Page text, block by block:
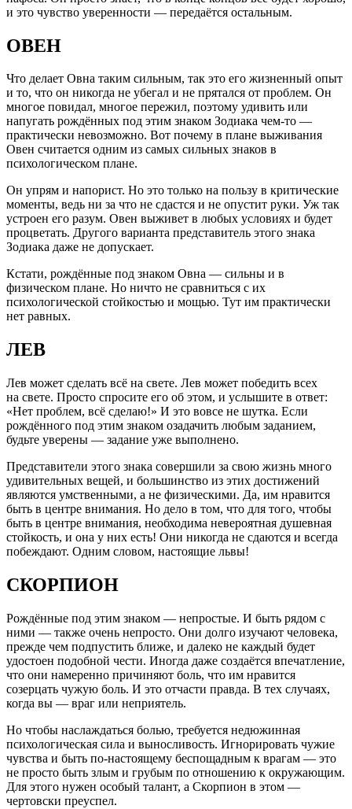
и это чувство уверенности — передаётся остальным.
ОВЕН
Что делает Овна таким сильным, так это его жизненный опыт
и то, что он никогда не убегал и не прятался от проблем. Он
многое повидал, многое пережил, поэтому удивить или
напугать рождённых под этим знаком Зодиака чем-то —
практически невозможно. Вот почему в плане выживания
Овен считается одним из самых сильных знаков в
психологическом плане.
Он упрям и напорист. Но это только на пользу в критические
моменты, ведь ни за что не сдастся и не опустит руки. Уж так
устроен его разум. Овен выживет в любых условиях и будет
процветать. Другого варианта представитель этого знака
Зодиака даже не допускает.
Кстати, рождённые под знаком Овна — сильны и в
физическом плане. Но ничто не сравниться с их
психологической стойкостью и мощью. Тут им практически
нет равных.
ЛЕВ
Лев может сделать всё на свете. Лев может победить всех
на свете. Просто спросите его об этом, и услышите в ответ:
«Нет проблем, всё сделаю!» И это вовсе не шутка. Если
рождённого под этим знаком озадачить любым заданием,
будьте уверены — задание уже выполнено.
Представители этого знака совершили за свою жизнь много
удивительных вещей, и большинство из этих достижений
являются умственными, а не физическими. Да, им нравится
быть в центре внимания. Но дело в том, что для того, чтобы
быть в центре внимания, необходима невероятная душевная
стойкость, и она у них есть! Они никогда не сдаются и всегда
побеждают. Одним словом, настоящие львы!
СКОРПИОН
Рождённые под этим знаком — непростые. И быть рядом с
ними — также очень непросто. Они долго изучают человека,
прежде чем подпустить ближе, и далеко не каждый будет
удостоен подобной чести. Иногда даже создаётся впечатление,
что они намеренно причиняют боль, что им нравится
созерцать чужую боль. И это отчасти правда. В тех случаях,
когда вы — враг или неприятель.
Но чтобы наслаждаться болью, требуется недюжинная
психологическая сила и выносливость. Игнорировать чужие
чувства и быть по-настоящему беспощадным к врагам — это
не просто быть злым и грубым по отношению к окружающим.
Для этого нужен особый талант, а Скорпион в этом —
чертовски преуспел.